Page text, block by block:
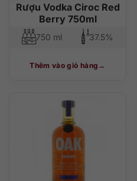
Rượu Vodka Ciroc Red
Berry 750ml
750 ml 37.5%
Thêm vào giỏ hàng